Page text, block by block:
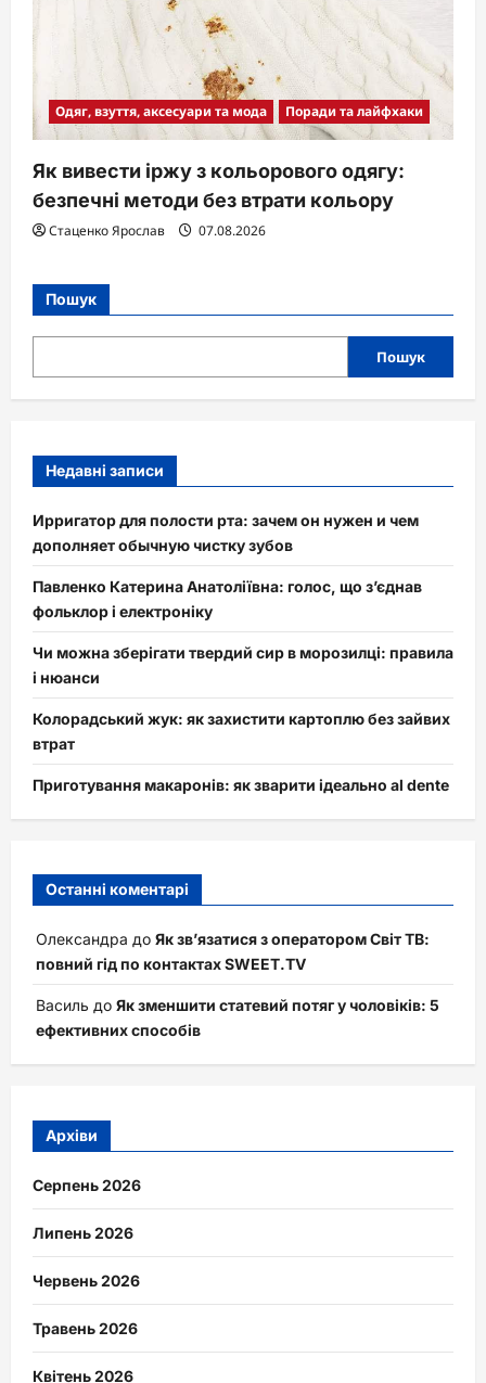
Одяг, взуття, аксесуари та мода Поради та лайфхаки
Як вивести іржу з кольорового одягу:
безпечні методи без втрати кольору
Стаценко Ярослав 07.08.2026
Пошук
Пошук
Недавні записи
Ирригатор для полости рта: зачем он нужен и чем
дополняет обычную чистку зубов
Павленко Катерина Анатоліївна: голос, що з’єднав
фольклор і електроніку
Чи можна зберігати твердий сир в морозилці: правила
і нюанси
Колорадський жук: як захистити картоплю без зайвих
втрат
Приготування макаронів: як зварити ідеально al dente
Останні коментарі
Олександра до Як зв’язатися з оператором Світ ТВ:
повний гід по контактах SWEET.TV
Василь до Як зменшити статевий потяг у чоловіків: 5
ефективних способів
Архіви
Серпень 2026
Липень 2026
Червень 2026
Травень 2026
Квітень 2026